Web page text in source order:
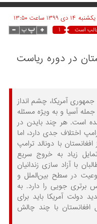
يکشنبه ۱۴ دی ۱۳۹۹ ساعت ۱۳:۵۰
است ۱
در دوره ریاست
آمریکا، چشم انداز
آسیا و به ویژه مسئله
است. هر چند بایدن در
اختلاف جدی دارد، اما
با دونالد ترامپ
زیاد به خروج سریع
با آزاد سازی زندانیان
در سطح بین‌الملل و
جویی را دارد. به
دولت آمریکا باید برای
با چند چالش